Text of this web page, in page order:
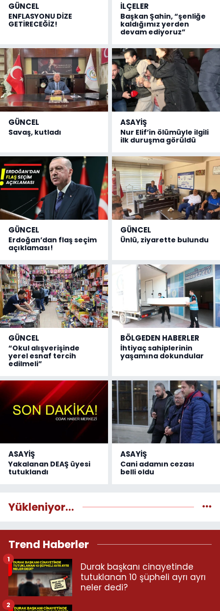
GÜNCEL
ENFLASYONU DİZE
GETİRECEĞİZ!
İLÇELER
Başkan Şahin, “şenliğe
kaldığımız yerden
devam ediyoruz”
GÜNCEL
Savaş, kutladı
ASAYİŞ
Nur Elif’in ölümüyle ilgili
ilk duruşma görüldü
GÜNCEL
Erdoğan’dan flaş seçim
açıklaması!
GÜNCEL
Ünlü, ziyarette bulundu
GÜNCEL
“Okul alışverişinde
yerel esnaf tercih
edilmeli”
BÖLGEDEN HABERLER
İhtiyaç sahiplerinin
yaşamına dokundular
ASAYİŞ
Yakalanan DEAŞ üyesi
tutuklandı
ASAYİŞ
Cani adamın cezası
belli oldu
Yükleniyor...
Trend Haberler
Durak başkanı cinayetinde
tutuklanan 10 şüpheli ayrı ayrı
neler dedi?
1
2